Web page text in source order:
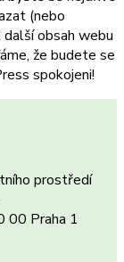
(nebo
obsah webu
že budete se
spokojeni!
prostředí
00 Praha 1